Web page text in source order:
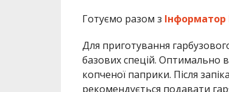
Готуємо разом з Інформатор
Для приготування
базових спецій. Оптимально
копченої паприки. Після
рекомендується подавати